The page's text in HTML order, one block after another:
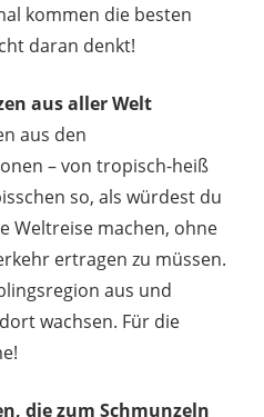
kommen die besten
daran denkt!
aus aller Welt
aus den
– von tropisch-heiß
so, als würdest du
Weltreise machen, ohne
ertragen zu müssen.
aus und
wachsen. Für die
die zum Schmunzeln